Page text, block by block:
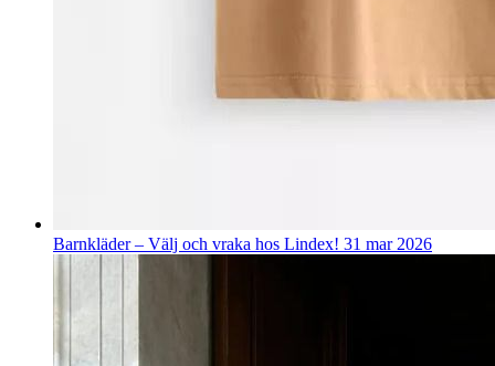
Barnkläder – Välj och vraka hos Lindex! 31 mar 2026